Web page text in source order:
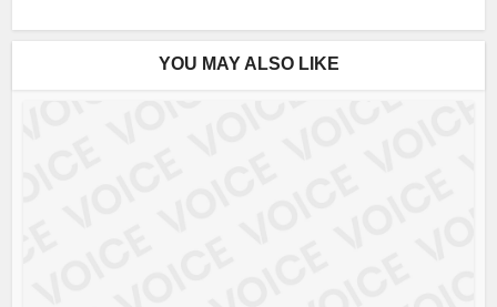
YOU MAY ALSO LIKE